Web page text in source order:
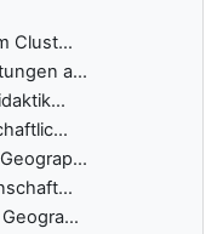
Clust...
a...